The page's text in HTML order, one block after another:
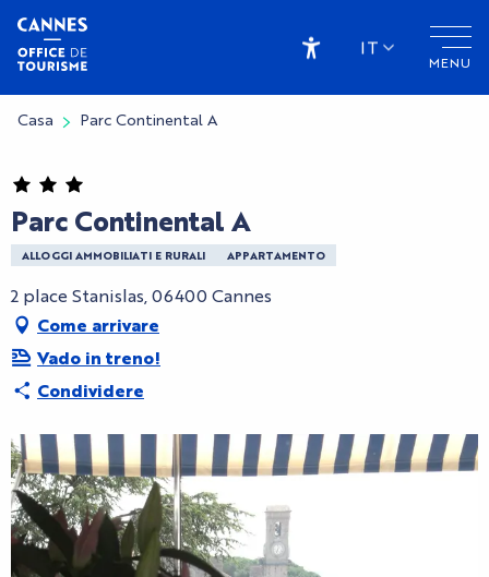
Aller
contenu
principal
MENU
Accessibilité
IT
Casa Parc Continental A
Parc Continental A
ALLOGGI AMMOBILIATI E RURALI APPARTAMENTO
2 place Stanislas, 06400 Cannes
Come arrivare
Vado in treno!
Condividere